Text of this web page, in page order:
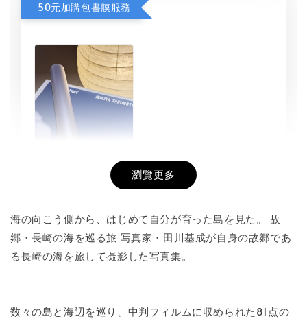
50元加購包書膜服務
NT$ 50
NT$ 100
- +
瀏覽更多
海の向こう側から、はじめて自分が育った島を見た。 故
郷・長崎の海を巡る旅 写真家・田川基成が自身の故郷であ
る長崎の海を旅して撮影した写真集。
数々の島と海辺を巡り、中判フィルムに収められた81点の